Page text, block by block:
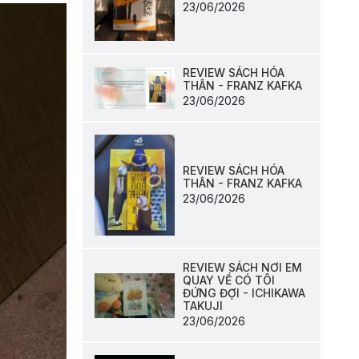
23/06/2026
REVIEW SÁCH HÓA
THÂN - FRANZ KAFKA
23/06/2026
REVIEW SÁCH HÓA
THÂN - FRANZ KAFKA
23/06/2026
REVIEW SÁCH NƠI EM
QUAY VỀ CÓ TÔI
ĐỨNG ĐỢI - ICHIKAWA
TAKUJI
23/06/2026